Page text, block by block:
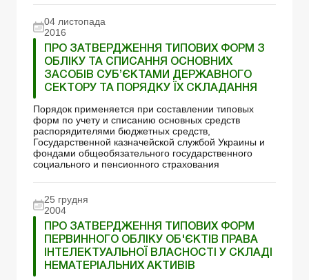
04 листопада
2016
ПРО ЗАТВЕРДЖЕННЯ ТИПОВИХ ФОРМ З
ОБЛІКУ ТА СПИСАННЯ ОСНОВНИХ
ЗАСОБІВ СУБ’ЄКТАМИ ДЕРЖАВНОГО
СЕКТОРУ ТА ПОРЯДКУ ЇХ СКЛАДАННЯ
Порядок применяется при составлении типовых
форм по учету и списанию основных средств
распорядителями бюджетных средств,
Государственной казначейской службой Украины и
фондами общеобязательного государственного
социального и пенсионного страхования
25 грудня
2004
ПРО ЗАТВЕРДЖЕННЯ ТИПОВИХ ФОРМ
ПЕРВИННОГО ОБЛІКУ ОБ'ЄКТІВ ПРАВА
ІНТЕЛЕКТУАЛЬНОЇ ВЛАСНОСТІ У СКЛАДІ
НЕМАТЕРІАЛЬНИХ АКТИВІВ